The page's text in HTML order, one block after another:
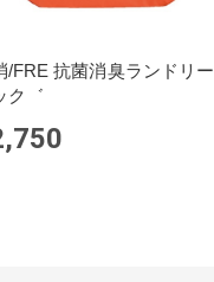
/FRE 抗菌消臭ランドリー
ク゛